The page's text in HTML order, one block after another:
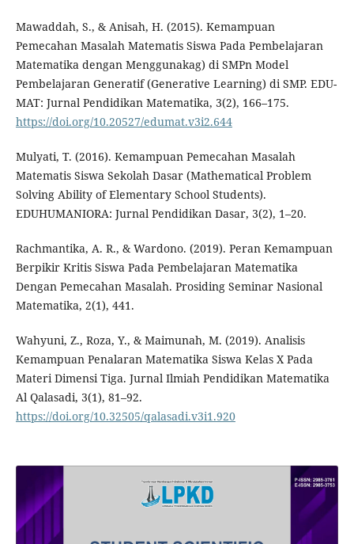
Mawaddah, S., & Anisah, H. (2015). Kemampuan
Pemecahan Masalah Matematis Siswa Pada Pembelajaran
Matematika dengan Menggunakag) di SMPn Model
Pembelajaran Generatif (Generative Learning) di SMP. EDU-
MAT: Jurnal Pendidikan Matematika, 3(2), 166–175.
https://doi.org/10.20527/edumat.v3i2.644
Mulyati, T. (2016). Kemampuan Pemecahan Masalah
Matematis Siswa Sekolah Dasar (Mathematical Problem
Solving Ability of Elementary School Students).
EDUHUMANIORA: Jurnal Pendidikan Dasar, 3(2), 1–20.
Rachmantika, A. R., & Wardono. (2019). Peran Kemampuan
Berpikir Kritis Siswa Pada Pembelajaran Matematika
Dengan Pemecahan Masalah. Prosiding Seminar Nasional
Matematika, 2(1), 441.
Wahyuni, Z., Roza, Y., & Maimunah, M. (2019). Analisis
Kemampuan Penalaran Matematika Siswa Kelas X Pada
Materi Dimensi Tiga. Jurnal Ilmiah Pendidikan Matematika
Al Qalasadi, 3(1), 81–92.
https://doi.org/10.32505/qalasadi.v3i1.920